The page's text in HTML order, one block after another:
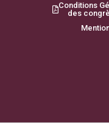
Conditions
des